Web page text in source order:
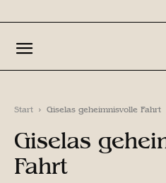
Start Giselas geheimnisvolle Fahrt
Giselas
Fahrt